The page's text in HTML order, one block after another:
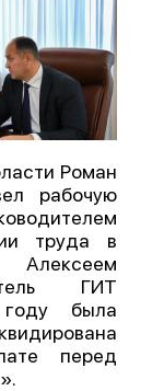
Роман
рабочую
труда в
ГИТ
была
перед